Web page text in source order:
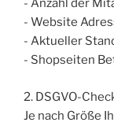
- Anzahl der
- Website
- Aktueller
- Shopseiten
2. DSGVO-
Je nach Größe